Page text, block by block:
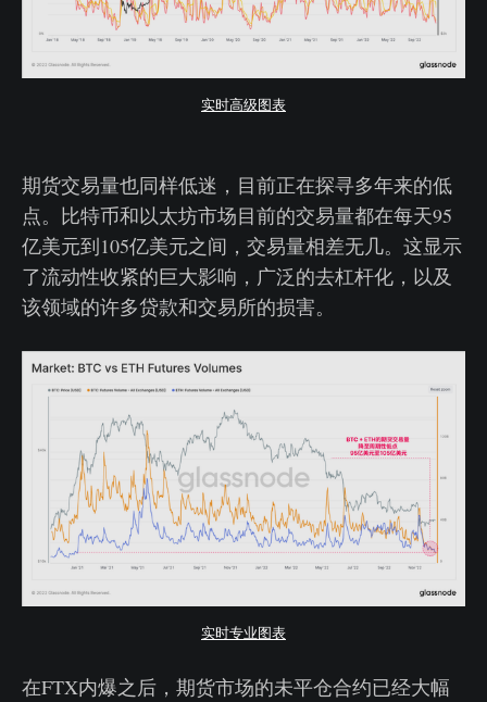
实时高级图表
期货交易量也同样低迷，目前正在探寻多年来的低
点。比特币和以太坊市场目前的交易量都在每天95
亿美元到105亿美元之间，交易量相差无几。这显示
了流动性收紧的巨大影响，广泛的去杠杆化，以及
该领域的许多贷款和交易所的损害。
实时专业图表
在FTX内爆之后，期货市场的未平仓合约已经大幅